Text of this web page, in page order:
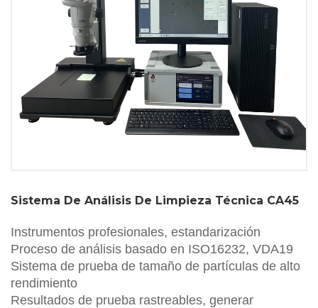
Sistema De Análisis De Limpieza Técnica CA45
Instrumentos profesionales, estandarización
Proceso de análisis basado en ISO16232, VDA19
Sistema de prueba de tamaño de partículas de alto
rendimiento
Resultados de prueba rastreables, generar